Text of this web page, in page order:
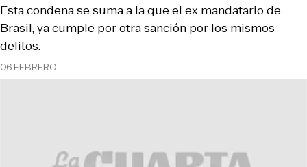
06 FEBRERO
Esta condena se suma a la que el ex mandatario de
Brasil, ya cumple por otra sanción por los mismos
delitos.